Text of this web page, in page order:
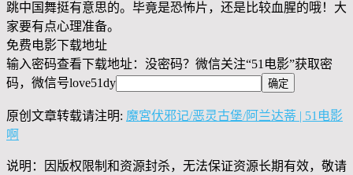
跳中国舞挺有意思的。毕竟是恐怖片，还是比较血腥的哦！大
家要有点心理准备。
免费电影下载地址
输入密码查看下载地址：没密码？微信关注“51电影”获取密
码，微信号love51dy
原创文章转载请注明: 魔宮伏邪记/恶灵古堡/阿兰达蒂 | 51电影
啊
说明：因版权限制和资源封杀，无法保证资源长期有效，敬请